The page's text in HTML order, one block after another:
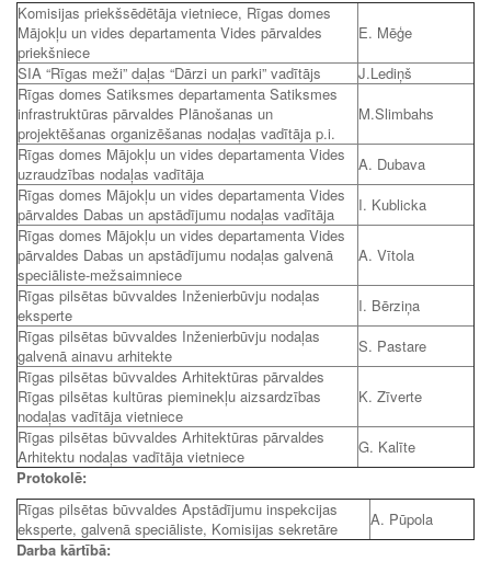
Komisijas priekšsēdētāja vietniece, Rīgas domes
Mājokļu un vides departamenta Vides pārvaldes
priekšniece
E. Mēģe
SIA “Rīgas meži” daļas “Dārzi un parki” vadītājs
J.Lediņš
Rīgas domes Satiksmes departamenta Satiksmes
infrastruktūras pārvaldes Plānošanas un
projektēšanas organizēšanas nodaļas vadītāja p.i.
M.Slimbahs
Rīgas domes Mājokļu un vides departamenta Vides
uzraudzības nodaļas vadītāja
A. Dubava
Rīgas domes Mājokļu un vides departamenta Vides
pārvaldes Dabas un apstādījumu nodaļas vadītāja
I. Kublicka
Rīgas domes Mājokļu un vides departamenta Vides
pārvaldes Dabas un apstādījumu nodaļas galvenā
speciāliste-mežsaimniece
A. Vītola
Rīgas pilsētas būvvaldes Inženierbūvju nodaļas
eksperte
I. Bērziņa
Rīgas pilsētas būvvaldes Inženierbūvju nodaļas
galvenā ainavu arhitekte
S. Pastare
Rīgas pilsētas būvvaldes Arhitektūras pārvaldes
Rīgas pilsētas kultūras pieminekļu aizsardzības
nodaļas vadītāja vietniece
K. Zīverte
Rīgas pilsētas būvvaldes Arhitektūras pārvaldes
Arhitektu nodaļas vadītāja vietniece
G. Kalīte
Protokolē:
Rīgas pilsētas būvvaldes Apstādījumu inspekcijas
eksperte, galvenā speciāliste, Komisijas sekretāre
A. Pūpola
Darba kārtībā: